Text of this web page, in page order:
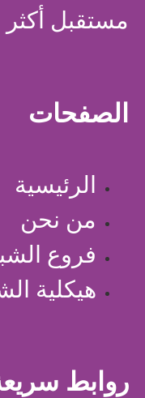
مستقبل أكثر
الصفحات
الرئيسية
من نحن
فروع
هيكلية
روابط